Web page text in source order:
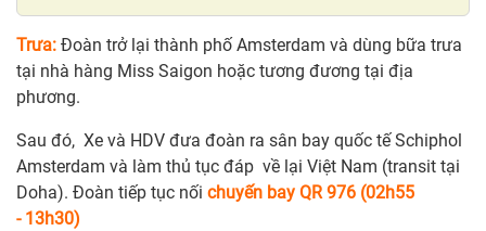
Trưa: Đoàn trở lại thành phố Amsterdam và dùng bữa trưa
tại nhà hàng Miss Saigon hoặc tương đương tại địa
phương.
Sau đó, Xe và HDV đưa đoàn ra sân bay quốc tế Schiphol
Amsterdam và làm thủ tục đáp về lại Việt Nam (transit tại
Doha). Đoàn tiếp tục nối chuyến bay QR 976 (02h55
- 13h30)